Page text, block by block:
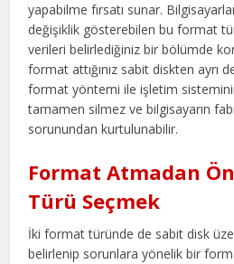
yapabilme fırsatı sunar.
değişiklik gösterebilen bu format
verileri belirlediğiniz bir bölümde
format attığınız sabit diskten ayrı
format yöntemi ile işletim
tamamen silmez ve bilgisayarın
sorunundan kurtulunabilir.
Format Atmadan
Türü Seçmek
İki format türünde de sabit disk
belirlenip sorunlara yönelik bir